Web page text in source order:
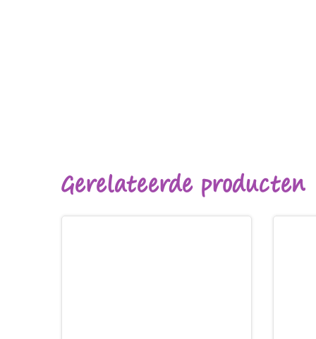
Gerelateerde producten